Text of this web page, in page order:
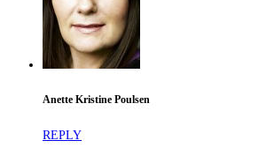
Anette Kristine Poulsen
REPLY